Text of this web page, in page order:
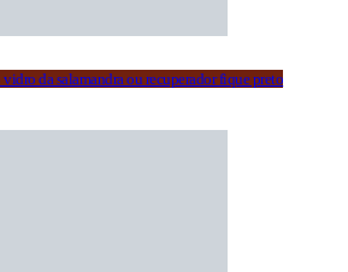
da salamandra ou recuperador fique preto